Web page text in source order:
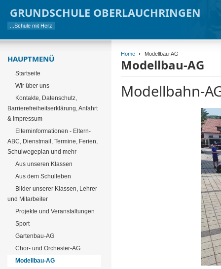
GRUNDSCHULE OBERLAUCHRINGEN
...Schule mit Herz
Home Modellbau-AG
Modellbau-AG
Modellbahn-
HAUPTMENÜ
Startseite
Wir über uns
Kontakte, Datenschutz,
Barrierefreiheitserklärung, Anfahrt
& Impressum
Elterninformationen - Eltern-
ABC, Dienstmail, Termine, Ferien,
Schulwegeplan und mehr
Aus unseren Klassen
Aus dem Schulleben
Bilder unserer Klassen, Lehrer
und Mitarbeiter
Projekte und Veranstaltungen
Sport
Gartenbau-AG
Chor- und Orchester-AG
Modellbau-AG